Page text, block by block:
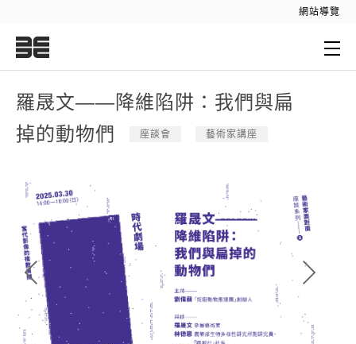
網站導覽
羅晟文——降維陷阱：我們與扁
掉的動物們
座談會 藝術家講座